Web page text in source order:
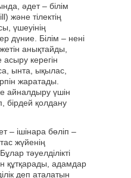
әдет – білім
және тілектің
үшеуінің
дүние. Білім – нені
анықтайды,
керегін
ынта, ықылас,
жаратады.
айналдыру үшін
бірдей қолдану
– ішінара бөліп –
жүйенің
тәуелділікті
құтқарады, адамдар
деп аталатын